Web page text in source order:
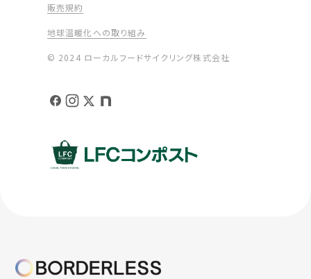
© 2024 ローカルフードサイクリング株式会社
販売規約
地球温暖化への取り組み